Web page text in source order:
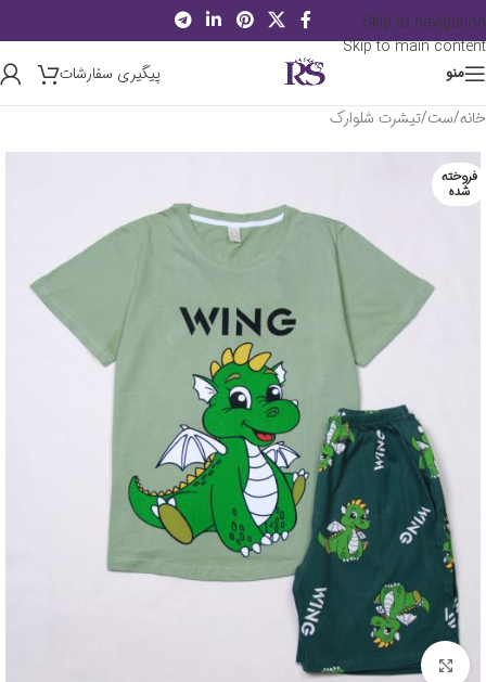
Skip to navigation
Skip to main content
منو
پیگیری سفارشات
خانه/ست/تیشرت شلوارک
فروخته
شده
برای بزرگنمایی کلیک کنید